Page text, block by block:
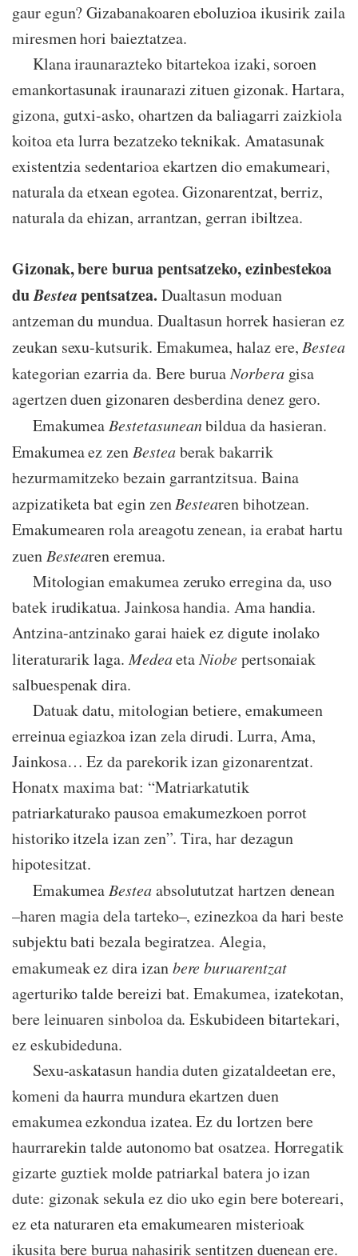
gaur egun? Gizabanakoaren eboluzioa ikusirik zaila
miresmen hori baieztatzea.
Klana iraunarazteko bitartekoa izaki, soroen
emankortasunak iraunarazi zituen gizonak. Hartara,
gizona, gutxi-asko, ohartzen da baliagarri zaizkiola
koitoa eta lurra bezatzeko teknikak. Amatasunak
existentzia sedentarioa ekartzen dio emakumeari,
naturala da etxean egotea. Gizonarentzat, berriz,
naturala da ehizan, arrantzan, gerran ibiltzea.
Gizonak, bere burua pentsatzeko, ezinbestekoa
duBesteapentsatzea. Dualtasun moduan
antzeman du mundua. Dualtasun horrek hasieran ez
zeukan sexu-kutsurik. Emakumea, halaz ere,Bestea
kategorian ezarria da. Bere buruaNorberagisa
agertzen duen gizonaren desberdina denez gero.
EmakumeaBestetasuneanbildua da hasieran.
Emakumea ez zenBesteaberak bakarrik
hezurmamitzeko bezain garrantzitsua. Baina
azpizatiketa bat egin zenBestearen bihotzean.
Emakumearen rola areagotu zenean, ia erabat hartu
zuen Bestearen eremua.
Mitologian emakumea zeruko erregina da, uso
batek irudikatua. Jainkosa handia. Ama handia.
Antzina-antzinako garai haiek ez digute inolako
literaturarik laga.MedeaetaNiobepertsonaiak
salbuespenak dira.
Datuak datu, mitologian betiere, emakumeen
erreinua egiazkoa izan zela dirudi. Lurra, Ama,
Jainkosa… Ez da parekorik izan gizonarentzat.
Honatx maxima bat: “Matriarkatutik
patriarkaturako pausoa emakumezkoen porrot
historiko itzela izan zen”. Tira, har dezagun
hipotesitzat.
EmakumeaBesteaabsolututzat hartzen denean
–haren magia dela tarteko–, ezinezkoa da hari beste
subjektu bati bezala begiratzea. Alegia,
emakumeak ez dira izanbere buruarentzat
agerturiko talde bereizi bat. Emakumea, izatekotan,
bere leinuaren sinboloa da. Eskubideen bitartekari,
ez eskubideduna.
Sexu-askatasun handia duten gizataldeetan ere,
komeni da haurra mundura ekartzen duen
emakumea ezkondua izatea. Ez du lortzen bere
haurrarekin talde autonomo bat osatzea. Horregatik
gizarte guztiek molde patriarkal batera jo izan
dute: gizonak sekula ez dio uko egin bere botereari,
ez eta naturaren eta emakumearen misterioak
ikusita bere burua nahasirik sentitzen duenean ere.